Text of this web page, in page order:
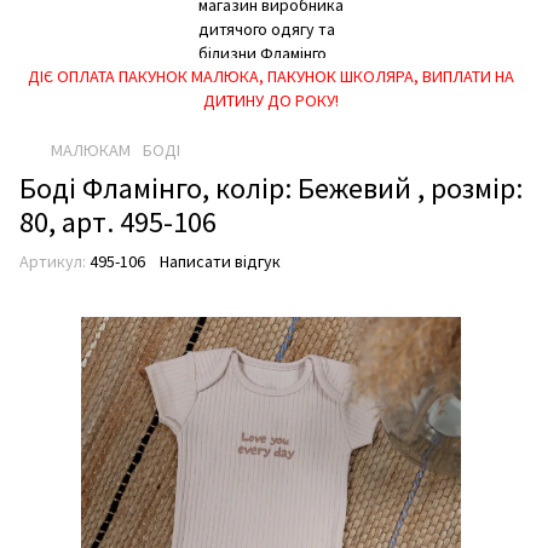
ДІЄ ОПЛАТА ПАКУНОК МАЛЮКА, ПАКУНОК ШКОЛЯРА, ВИПЛАТИ НА
ДИТИНУ ДО РОКУ!
МАЛЮКАМ БОДІ
Боді Фламінго, колір: Бежевий , розмір:
80, арт. 495-106
Артикул: 495-106 Написати відгук